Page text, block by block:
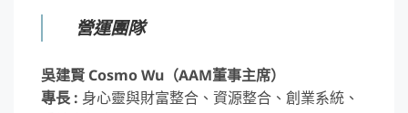
營運團隊
吳建賢 Cosmo Wu（AAM董事主席）
專長 : 身心靈與財富整合、資源整合、創業系統、